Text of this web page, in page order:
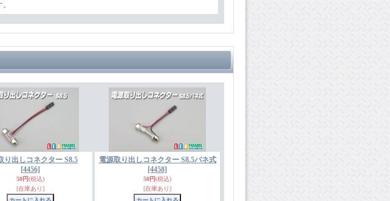
り出しコネクター S8.5
[4456]
50円(税込)
[在庫あり]
電源取り出しコネクター S8.5バネ式
[4458]
50円(税込)
[在庫あり]